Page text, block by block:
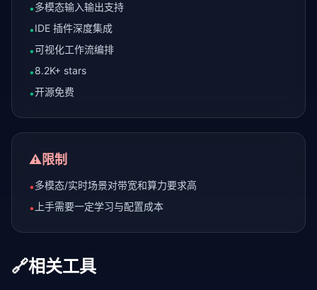
•多模态输入输出支持
•IDE 插件深度集成
•可视化工作流编排
•8.2K+ stars
•开源免费
⚠️限制
•多模态/实时场景对带宽和算力要求高
• 上手需要一定学习与配置成本
🔗相关工具